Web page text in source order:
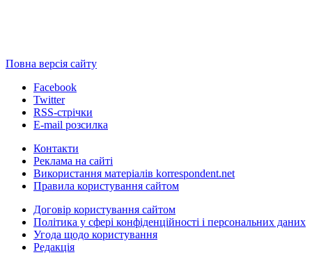
Повна версія сайту
Facebook
Twitter
RSS-стрічки
E-mail розсилка
Контакти
Реклама на сайті
Використання матеріалів korrespondent.net
Правила користування сайтом
Договір користування сайтом
Політика у сфері конфіденційності і персональних даних
Угода щодо користування
Редакція